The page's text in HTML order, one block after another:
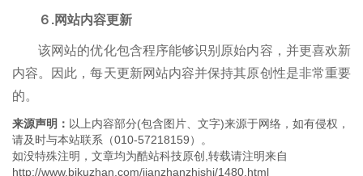
６.网站内容更新
该网站的优化包含程序能够识别原始内容，并更喜欢新
内容。因此，每天更新网站内容并保持其原创性是非常重要
的。
来源声明： 以上内容部分(包含图片、文字)来源于网络，如有侵权，
请及时与本站联系（010-57218159）。
如没特殊注明，文章均为酷站科技原创,转载请注明来自
http://www.bjkuzhan.com/jianzhanzhishi/1480.html